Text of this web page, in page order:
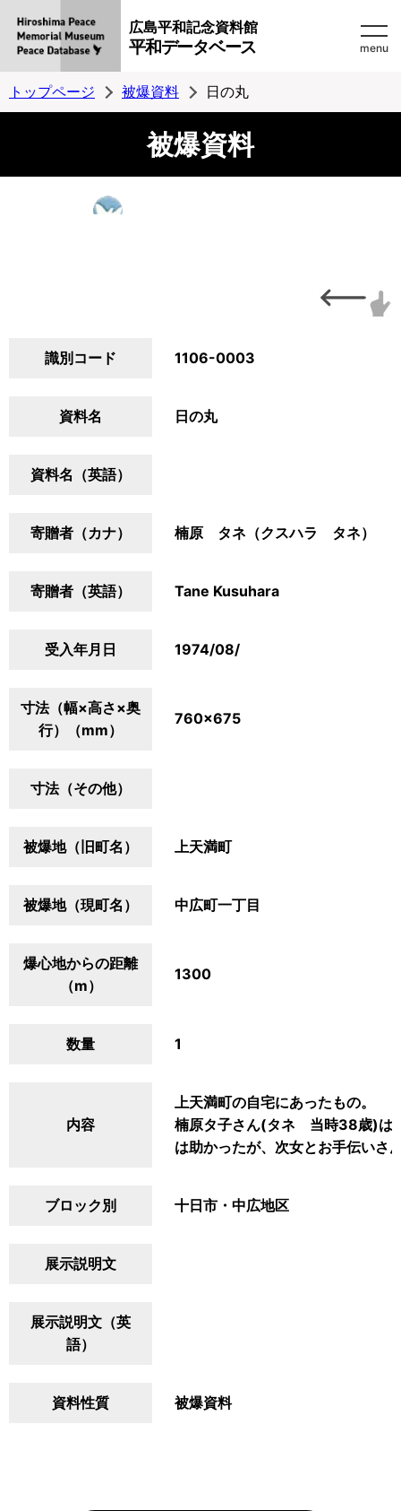
広島平和記念資料館
平和データベース menu
トップページ 被爆資料 日の丸
被爆資料
識別コード 1106-0003
資料名 日の丸
資料名（英語）
寄贈者（カナ） 楠原 タネ（クスハラ タネ）
寄贈者（英語） Tane Kusuhara
受入年月日 1974/08/
寸法（幅×高さ×奥
行）（mm）
760×675
寸法（その他）
被爆地（旧町名） 上天満町
被爆地（現町名） 中広町一丁目
爆心地からの距離
（m）
1300
数量 1
内容
上天満町の自宅にあったもの。
楠原タ子さん(タネ 当時38歳)は
は助かったが、次女とお手伝いさ
ブロック別 十日市・中広地区
展示説明文
展示説明文（英
語）
資料性質 被爆資料